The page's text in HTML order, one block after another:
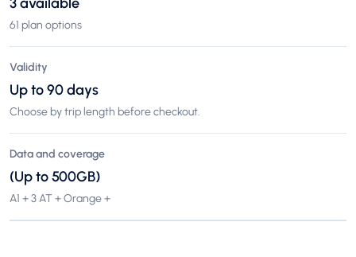
61 plan options
Validity
Up to 90 days
Choose by trip length before checkout.
Data and coverage
(Up to 500GB)
A1 + 3 AT + Orange +